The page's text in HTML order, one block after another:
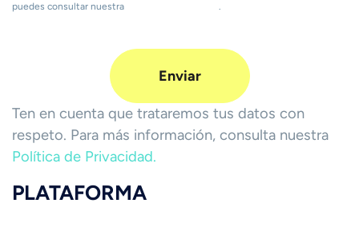
puedes consultar nuestra
.
Ten en cuenta que trataremos tus datos con
respeto. Para más información, consulta nuestra
Política de Privacidad.
PLATAFORMA